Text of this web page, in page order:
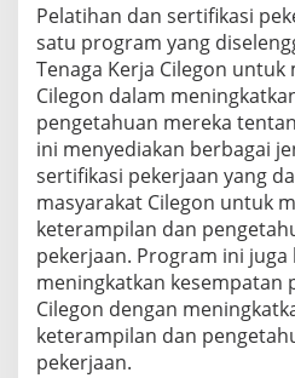
Pelatihan dan sertifikasi
satu program yang
Tenaga Kerja Cilegon
Cilegon dalam
pengetahuan mereka
ini menyediakan berbagai
sertifikasi pekerjaan yang
masyarakat Cilegon untuk
keterampilan dan
pekerjaan. Program ini
meningkatkan kesempatan
Cilegon dengan
keterampilan dan
pekerjaan.